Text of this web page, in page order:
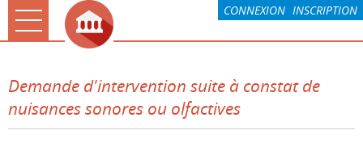
CONNEXION INSCRIPTION
Ouvrir le menu
La CARO & Moi
Rochefort & Moi
Demande d'intervention suite à constat de
nuisances sonores ou olfactives